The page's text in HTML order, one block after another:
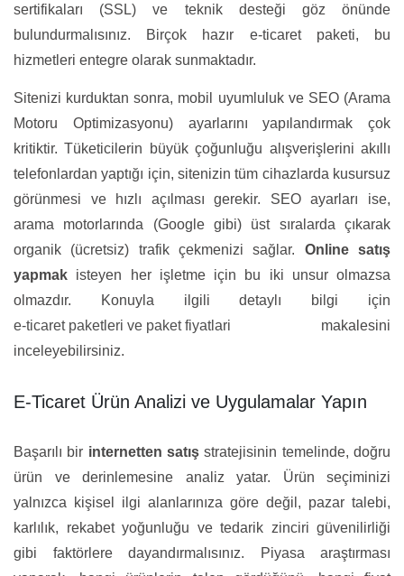
sertifikaları (SSL) ve teknik desteği göz önünde
bulundurmalısınız. Birçok hazır e-ticaret paketi, bu
hizmetleri entegre olarak sunmaktadır.
Sitenizi kurduktan sonra, mobil uyumluluk ve SEO (Arama
Motoru Optimizasyonu) ayarlarını yapılandırmak çok
kritiktir. Tüketicilerin büyük çoğunluğu alışverişlerini akıllı
telefonlardan yaptığı için, sitenizin tüm cihazlarda kusursuz
görünmesi ve hızlı açılması gerekir. SEO ayarları ise,
arama motorlarında (Google gibi) üst sıralarda çıkarak
organik (ücretsiz) trafik çekmenizi sağlar. Online satış
yapmak isteyen her işletme için bu iki unsur olmazsa
olmazdır. Konuyla ilgili detaylı bilgi için
e-ticaret paketleri ve paket fiyatlari makalesini
inceleyebilirsiniz.
E-Ticaret Ürün Analizi ve Uygulamalar Yapın
Başarılı bir internetten satış stratejisinin temelinde, doğru
ürün ve derinlemesine analiz yatar. Ürün seçiminizi
yalnızca kişisel ilgi alanlarınıza göre değil, pazar talebi,
karlılık, rekabet yoğunluğu ve tedarik zinciri güvenilirliği
gibi faktörlere dayandırmalısınız. Piyasa araştırması